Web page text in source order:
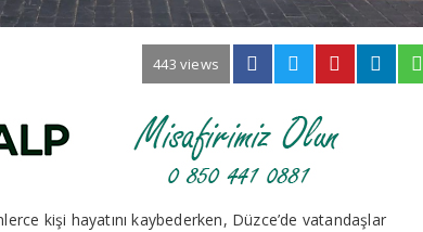
443 views
kişi hayatını kaybederken, Düzce’de vatandaşlar